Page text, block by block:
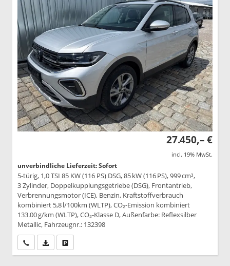
27.450,– €
incl. 19% MwSt.
unverbindliche Lieferzeit: Sofort
5-türig, 1,0 TSI 85 KW (116 PS) DSG, 85 kW (116 PS), 999 cm³,
3 Zylinder, Doppelkupplungsgetriebe (DSG), Frontantrieb,
Verbrennungsmotor (ICE), Benzin, Kraftstoffverbrauch
kombiniert 5,8 l/100km (WLTP), CO₂-Emission kombiniert
133.00 g/km (WLTP), CO₂-Klasse D, Außenfarbe: Reflexsilber
Metallic, Fahrzeugnr.: 132398
Wir rufen Sie anPDF-Datei, Fahrzeugexposé drucken